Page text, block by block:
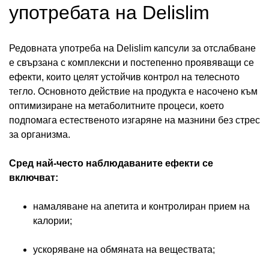
употребата на Delislim
Редовната употреба на Delislim капсули за отслабване
е свързана с комплексни и постепенно проявяващи се
ефекти, които целят устойчив контрол на телесното
тегло. Основното действие на продукта е насочено към
оптимизиране на метаболитните процеси, което
подпомага естественото изгаряне на мазнини без стрес
за организма.
Сред най-често наблюдаваните ефекти се
включват:
намаляване на апетита и контролиран прием на
калории;
ускоряване на обмяната на веществата;